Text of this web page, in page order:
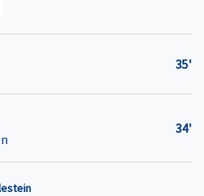
35'
34'